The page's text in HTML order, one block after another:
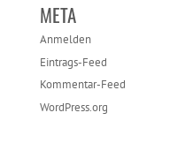
META
Anmelden
Eintrags-Feed
Kommentar-Feed
WordPress.org